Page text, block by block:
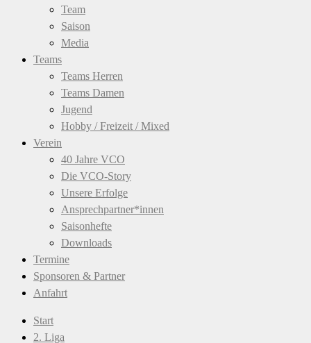
Team
Saison
Media
Teams
Teams Herren
Teams Damen
Jugend
Hobby / Freizeit / Mixed
Verein
40 Jahre VCO
Die VCO-Story
Unsere Erfolge
Ansprechpartner*innen
Saisonhefte
Downloads
Termine
Sponsoren & Partner
Anfahrt
Start
2. Liga